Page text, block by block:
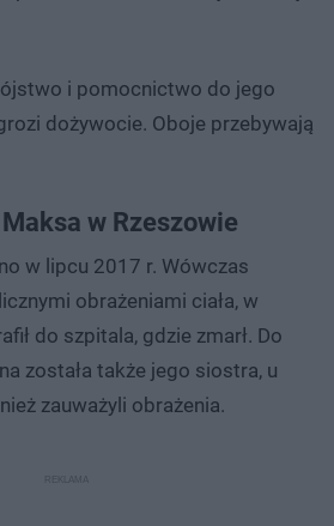
i pomocnictwo do jego
dożywocie. Oboje przebywają
w Rzeszowie
w lipcu 2017 r. Wówczas
obrażeniami ciała, w
do szpitala, gdzie zmarł. Do
została także jego siostra, u
zauważyli obrażenia.